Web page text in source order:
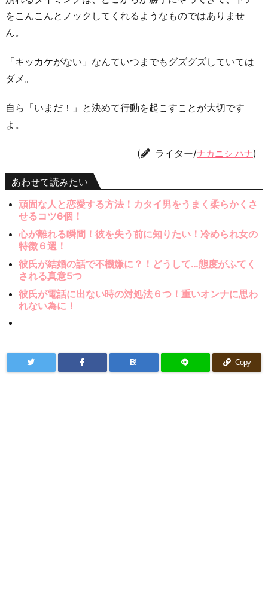
をこんこんとノックしてくれるようなものではありませ
ん。
「キッカケがない」なんていつまでもグズグズしていては
ダメ。
自ら「いまだ！」と決めて行動を起こすことが大切です
よ。
( ライター/ナカニシ ハナ)
あわせて読みたい
頑固な人と恋愛する方法！カタイ男をうまく柔らかくさ
せるコツ6個！
心が離れる瞬間！彼を失う前に知りたい！冷められ女の
特徴６選！
彼氏が結婚の話で不機嫌に？！どうして…態度がふてく
される真意5つ
彼氏が電話に出ない時の対処法６つ！重いオンナに思わ
れない為に！
B! Copy